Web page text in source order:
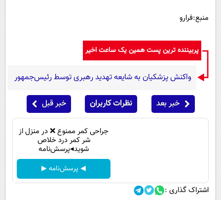
منبع:فرارو
پربیننده ترین پست همین یک ساعت اخیر
واکنش پزشکیان به شایعه تهدید رهبری توسط رئیس‌جمهور
خبر بعد نظرات کاربران خبر قبل
جراحی کمر ممنوع ❌ در منزل از
شر کمر درد خلاص
شوید◂پرسش‌نامه
◀ پرسش‌نامه ▶
اشتراک گذاری :